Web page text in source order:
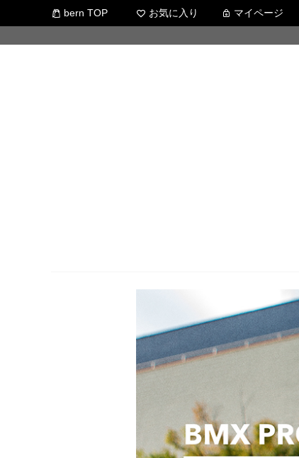
bern TOP お気に入り マイページ